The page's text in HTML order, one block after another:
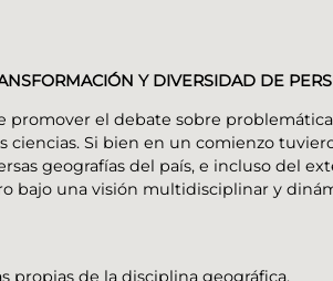
Y DIVERSIDAD DE
promover el debate sobre
Si bien en un comienzo
geografías del país, e incluso del
bajo una visión multidisciplinar y
propias de la disciplina geográfica.